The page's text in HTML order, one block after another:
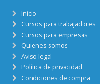
Inicio
Cursos para trabajadores
Cursos para empresas
Quienes somos
Aviso legal
Política de privacidad
Condiciones de compra